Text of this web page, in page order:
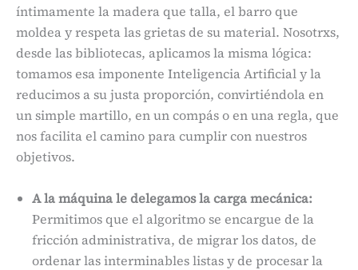
íntimamente la madera que talla, el barro que
moldea y respeta las grietas de su material. Nosotrxs,
desde las bibliotecas, aplicamos la misma lógica:
tomamos esa imponente Inteligencia Artificial y la
reducimos a su justa proporción, convirtiéndola en
un simple martillo, en un compás o en una regla, que
nos facilita el camino para cumplir con nuestros
objetivos.
A la máquina le delegamos la carga mecánica:
Permitimos que el algoritmo se encargue de la
fricción administrativa, de migrar los datos, de
ordenar las interminables listas y de procesar la